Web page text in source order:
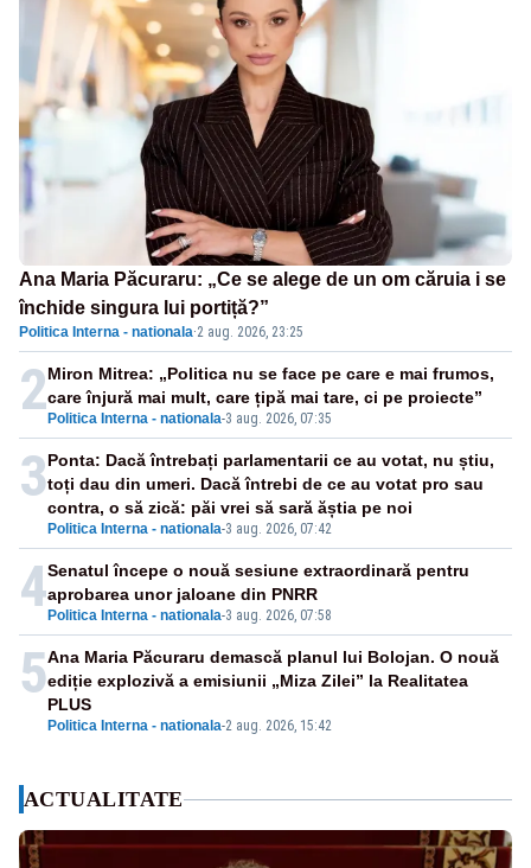
Ana Maria Păcuraru: „Ce se alege de un om căruia i se
închide singura lui portiță?”
Politica Interna - nationala·2 aug. 2026, 23:25
2 Politica Interna - nationala-3 aug. 2026, 07:35
Miron Mitrea: „Politica nu se face pe care e mai frumos,
care înjură mai mult, care țipă mai tare, ci pe proiecte”
3
Politica Interna - nationala-3 aug. 2026, 07:42
Ponta: Dacă întrebați parlamentarii ce au votat, nu știu,
toți dau din umeri. Dacă întrebi de ce au votat pro sau
contra, o să zică: păi vrei să sară ăștia pe noi
4 Politica Interna - nationala-3 aug. 2026, 07:58
Senatul începe o nouă sesiune extraordinară pentru
aprobarea unor jaloane din PNRR
5
Politica Interna - nationala-2 aug. 2026, 15:42
Ana Maria Păcuraru demască planul lui Bolojan. O nouă
ediție explozivă a emisiunii „Miza Zilei” la Realitatea
PLUS
ACTUALITATE